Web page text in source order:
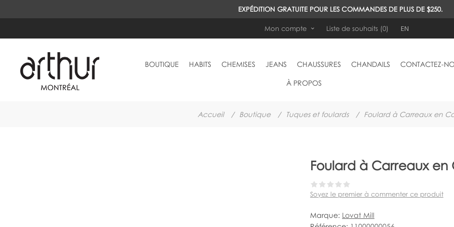
EXPÉDITION GRATUITE POUR LES COMMANDES DE PLUS DE $250.
Mon compte Liste de souhaits (0) EN
BOUTIQUE HABITS CHEMISES JEANS CHAUSSURES CHANDAILS CONTACTEZ-
À PROPOS
Accueil / Boutique / Tuques et foulards / Foulard à Carreaux en
Foulard à Carreaux
Soyez le premier à commenter ce produit
Marque: Lovat Mill